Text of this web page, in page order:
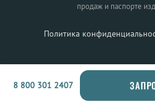
продаж и паспорте
Политика
8 800 301 2407